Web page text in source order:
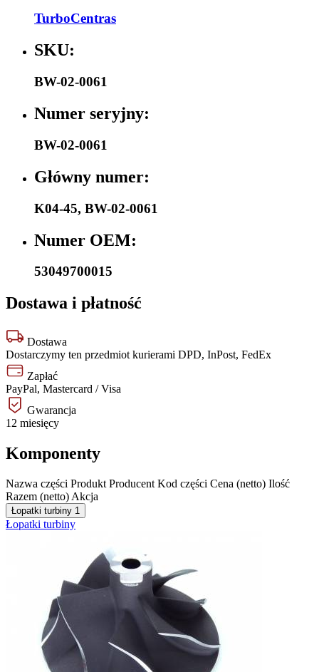
TurboCentras
SKU:
BW-02-0061
Numer seryjny:
BW-02-0061
Główny numer:
K04-45, BW-02-0061
Numer OEM:
53049700015
Dostawa i płatność
Dostawa
Dostarczymy ten przedmiot kurierami DPD, InPost, FedEx
Zapłać
PayPal, Mastercard / Visa
Gwarancja
12 miesięcy
Komponenty
Nazwa części Produkt Producent Kod części Cena (netto) Ilość
Razem (netto) Akcja
Łopatki turbiny 1
Łopatki turbiny